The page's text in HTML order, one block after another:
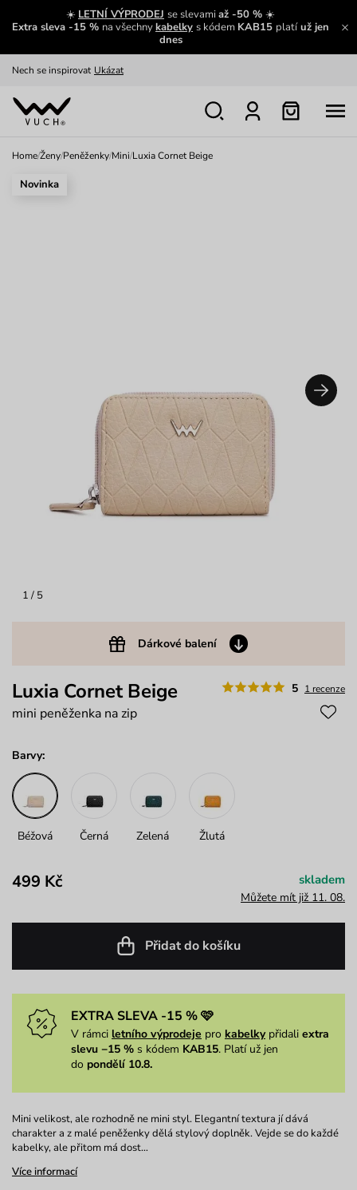
☀️ LETNÍ VÝPRODEJ se slevamiaž -50 % ☀️
Extra sleva -15 % na všechnykabelky s kódem KAB15 platíuž jen
dnes
Výměna a vrácení zdarma Zobrazit
Nech se inspirovat Ukázat
Home/Ženy/Peněženky/Mini/Luxia Cornet Beige
1 / 5
Dárkové balení
Novinka
5 1 recenze
Luxia Cornet Beige
mini peněženka na zip
Barvy:
Béžová Černá Zelená Žlutá
499 Kč skladem
Můžete mít již 11. 08.
Přidat do košíku
EXTRA SLEVA -15 % 🩷
V rámci letního výprodeje pro kabelkypřidali extra
slevu −15 % s kódem KAB15. Platí už jen
do pondělí 10.8.
Mini velikost, ale rozhodně ne mini styl. Elegantní textura jí dává
charakter a z malé peněženky dělá stylový doplněk. Vejde se do každé
kabelky, ale přitom má dost…
Více informací